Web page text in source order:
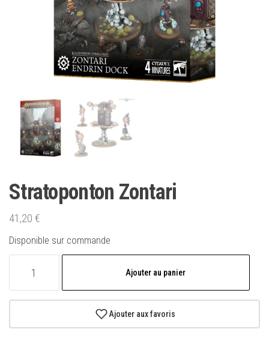
Stratoponton Zontari
41,20 €
Disponible sur commande
Ajouter au panier
Ajouter aux favoris